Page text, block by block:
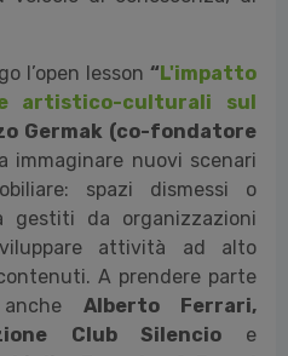
2022:
in questa quinta edizione,
l’obiettivo di indagare
società nell’ambito dei
sul ruolo del digitale
veicolo di conoscenza, di
l’open lesson
L'impatto
artistico-culturali sul
Germak (co-fondatore